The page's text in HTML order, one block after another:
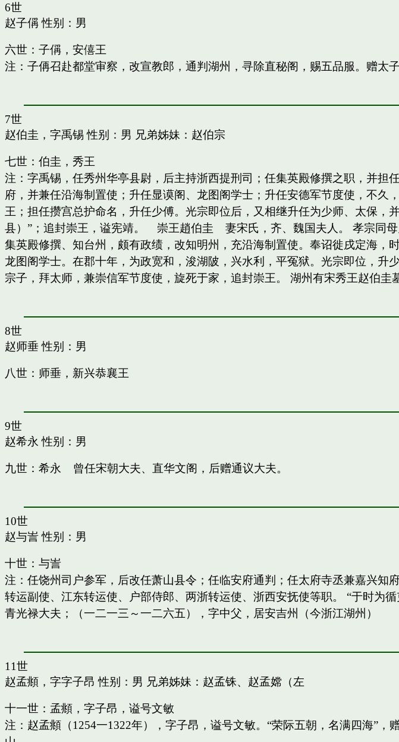
6世
赵子偁性别：男
六世：子偁，安僖王
注：子侢召赴都堂审察，改宣教郎，通判湖州，寻除直秘阁，赐五品服。赠太
7世
赵伯圭，字禹锡 性别：男 兄弟姊妹： 赵伯宗
七世：伯圭，秀王
注：字禹锡，任秀州华亭县尉，后主持浙西提刑司；任集英殿修撰之职，并
府，并兼任沿海制置使；升任显谟阁、龙图阁学士；升任安德军节度使，不
王；担任攒宫总护命名，升任少傅。光宗即位后，又相继升任为少师、太保
县）”；追封崇王，谥宪靖。 崇王趙伯圭 妻宋氏，齐、魏国夫人。 孝宗同
集英殿修撰、知台州，颇有政绩，改知明州，充沿海制置使。奉诏徙戌定海，
龙图阁学士。在郡十年，为政宽和，浚湖陂，兴水利，平冤狱。光宗即位，
宗子，拜太师，兼崇信军节度使，旋死于家，追封崇王。 湖州有宋秀王赵伯圭
8世
赵师垂性别：男
八世：师垂，新兴恭襄王
9世
赵希永 性别：男
九世：希永 曾任宋朝大夫、直华文阁，后赠通议大夫。
10世
赵与訔性别：男
十世：与訔
注：任饶州司户参军，后改任萧山县令；任临安府通判；任太府寺丞兼嘉兴
转运副使、江东转运使、户部侍郎、两浙转运使、浙西安抚使等职。 “于时为
青光禄大夫；（一二一三～一二六五），字中父，居安吉州（今浙江湖州）
11世
赵孟頫，字字子昂 性别：男 兄弟姊妹： 赵孟铢、 赵孟嫦（左
十一世：孟頫，字子昂，谥号文敏
注：赵孟頫（1254一1322年），字子昂，谥号文敏。“荣际五朝，名满四海”